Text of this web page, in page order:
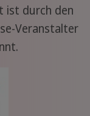
ist durch den
Veranstalter